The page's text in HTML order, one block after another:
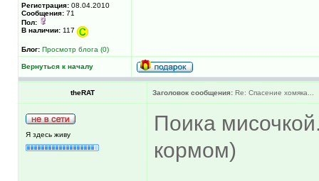
Регистрация: 08.04.2010
Сообщения: 71
Пол:
В наличии: 117
Блог: Просмотр блога (0)
Вернуться к началу
theRAT Заголовок сообщения: Re: Спасение хомяка...
Я здесь живу
Поика
кормом)